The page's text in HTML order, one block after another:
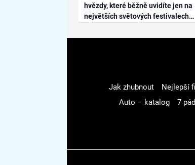
hvězdy, které běžně uvidíte jen na
největších světových festivalech
Jak zhubnout Nejlepší
Auto – katalog
7